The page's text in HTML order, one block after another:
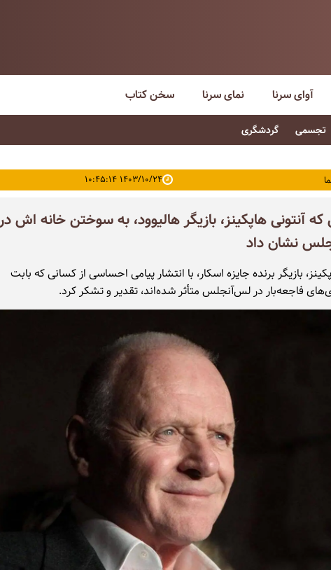
تجسمی گردشگری
آوای سرنا نمای سرنا سخن کتاب
۱۴۰۳/۱۰/۲۴ ۱۰:۴۵:۱۴
آنتونی هاپکینز، بازیگر هالیوود، به سوختن خانه اش
نشان داد
بازیگر برنده جایزه اسکار، با انتشار پیامی احساسی از کسانی که بابت
فاجعه‌بار در لس‌آنجلس متأثر شده‌اند، تقدیر و تشکر کرد.